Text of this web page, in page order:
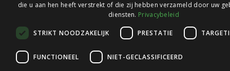
© 2026 Ledlichtdiscounter.nl
op
Webwinkelkeur
die u aan hen heeft verstrekt of die zij hebben verzameld door uw
diensten. Privacybeleid
STRIKT NOODZAKELIJK PRESTATIE
FUNCTIONEEL NIET-GECLASSIFICEERD